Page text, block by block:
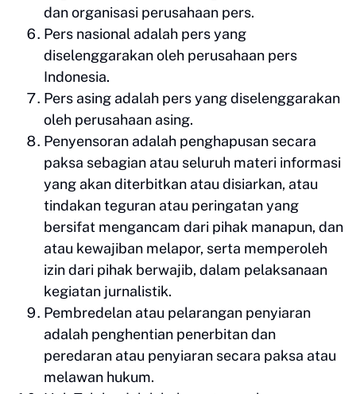
dan organisasi perusahaan pers.
Pers nasional adalah pers yang
diselenggarakan oleh perusahaan pers
Indonesia.
Pers asing adalah pers yang diselenggarakan
oleh perusahaan asing.
Penyensoran adalah penghapusan secara
paksa sebagian atau seluruh materi informasi
yang akan diterbitkan atau disiarkan, atau
tindakan teguran atau peringatan yang
bersifat mengancam dari pihak manapun, dan
atau kewajiban melapor, serta memperoleh
izin dari pihak berwajib, dalam pelaksanaan
kegiatan jurnalistik.
Pembredelan atau pelarangan penyiaran
adalah penghentian penerbitan dan
peredaran atau penyiaran secara paksa atau
melawan hukum.